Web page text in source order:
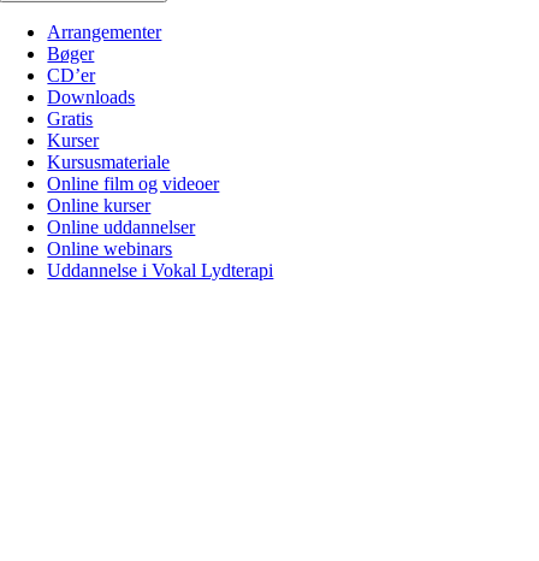
Arrangementer
Bøger
CD’er
Downloads
Gratis
Kurser
Kursusmateriale
Online film og videoer
Online kurser
Online uddannelser
Online webinars
Uddannelse i Vokal Lydterapi